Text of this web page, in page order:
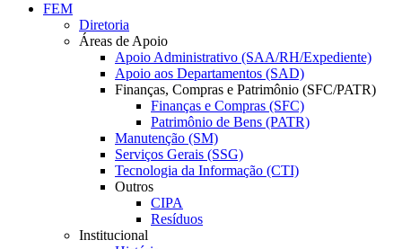
FEM
Diretoria
Áreas de Apoio
Apoio Administrativo (SAA/RH/Expediente)
Apoio aos Departamentos (SAD)
Finanças, Compras e Patrimônio (SFC/PATR)
Finanças e Compras (SFC)
Patrimônio de Bens (PATR)
Manutenção (SM)
Serviços Gerais (SSG)
Tecnologia da Informação (CTI)
Outros
CIPA
Resíduos
Institucional